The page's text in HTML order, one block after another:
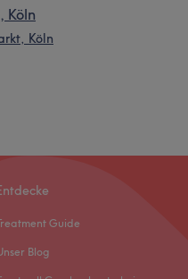
Köln
Köln
Guide
Blog